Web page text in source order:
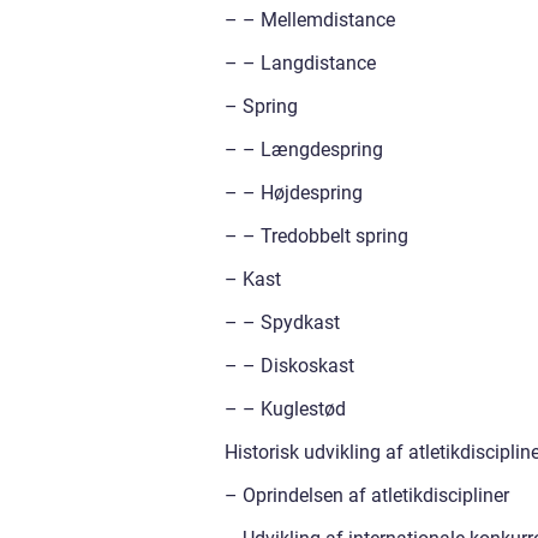
– – Mellemdistance
– – Langdistance
– Spring
– – Længdespring
– – Højdespring
– – Tredobbelt spring
– Kast
– – Spydkast
– – Diskoskast
– – Kuglestød
Historisk udvikling af
– Oprindelsen af atletikdiscipliner